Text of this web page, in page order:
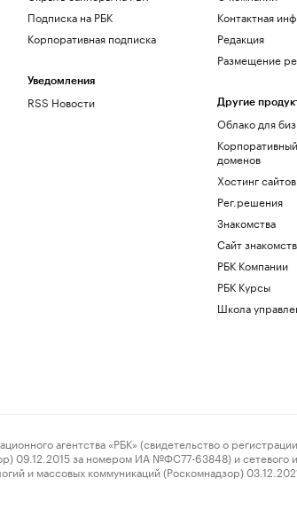
Подписка на РБК
Корпоративная подписка
Уведомления
RSS Новости
Контактная
Редакция
Размещение
Другие
Облако для
доменов
Хостинг сайтов
Рег.решения
Знакомства
Сайт
РБК Компании
РБК Курсы
Школа
агентства «РБК» (свидетельство о
09.12.2015 за номером ИА №ФС77-63848) и сетевого
и массовых коммуникаций (Роскомнадзор)